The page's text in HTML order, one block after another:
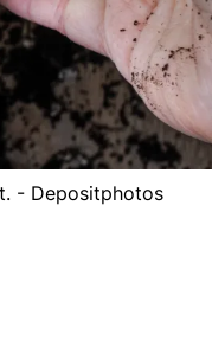
- Depositphotos